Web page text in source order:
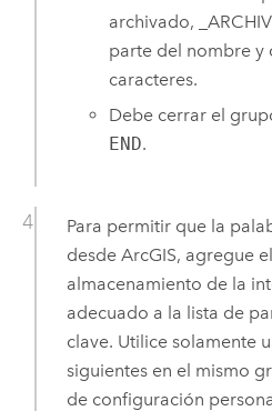
archivado,
parte del nombre y
caracteres.
Debe cerrar el
END.
Para permitir que la
desde ArcGIS, agregue
almacenamiento de la
adecuado a la lista de
clave. Utilice solamente
siguientes en el mismo
de configuración